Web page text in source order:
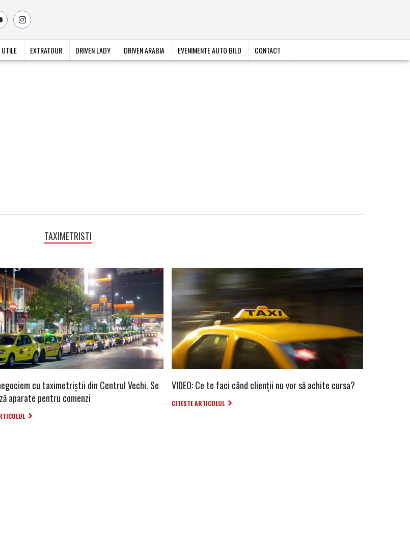
UTILE EXTRATOUR DRIVEN LADY DRIVEN ARABIA EVENIMENTE AUTO BILD CONTACT
TAXIMETRISTI
cu taximetriștii din Centrul Vechi. Se
aparate pentru comenzi
VIDEO: Ce te faci când clienții nu vor să achite cursa?
CITESTE ARTICOLUL